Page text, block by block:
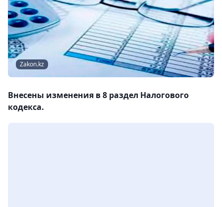
Zakon.kz
Внесены изменения в 8 раздел Налогового
кодекса.